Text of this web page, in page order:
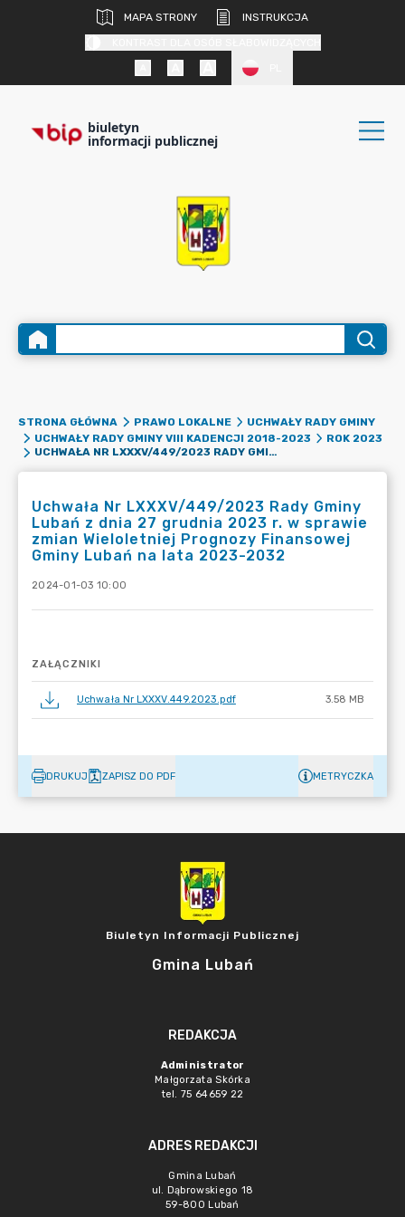
MAPA STRONY
INSTRUKCJA
biuletyn
informacji publicznej
STRONA GŁÓWNA PRAWO LOKALNE
UCHWAŁY RADY GMINY
UCHWAŁY RADY GMINY VIII KADENCJI 2018-2023
ROK 2023
UCHWAŁA NR LXXXV/449/2023 RADY GMINY LUBAŃ Z DNIA 27 GRUDNIA 2023 R. W SPRAWIE ZMIAN WIELOLETNIEJ PROGNOZY FINANSOWEJ GMINY LUBAŃ NA LATA 2023-2032
Uchwała Nr LXXXV/449/2023 Rady Gminy
Lubań z dnia 27 grudnia 2023 r. w sprawie
zmian Wieloletniej Prognozy Finansowej
Gminy Lubań na lata 2023-2032
2024-01-03 10:00
ZAŁĄCZNIKI
Uchwała Nr LXXXV.449.2023.pdf 3.58 MB
DRUKUJ ZAPISZ DO PDF METRYCZKA
Biuletyn Informacji Publicznej
Gmina Lubań
REDAKCJA
Administrator
Małgorzata Skórka
tel. 75 64659 22
ADRES REDAKCJI
Gmina Lubań
ul. Dąbrowskiego 18
59-800 Lubań